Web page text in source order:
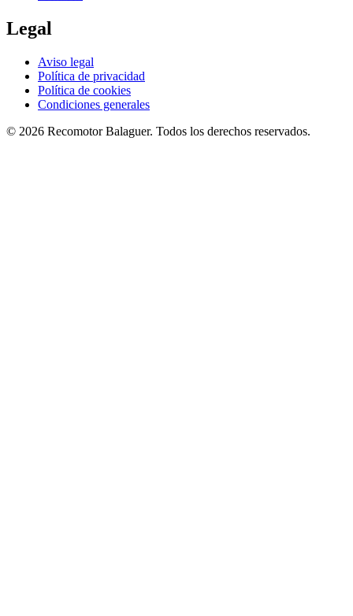
Legal
Aviso legal
Política de privacidad
Política de cookies
Condiciones generales
© 2026 RecomotorBalaguer. Todos los derechos reservados.